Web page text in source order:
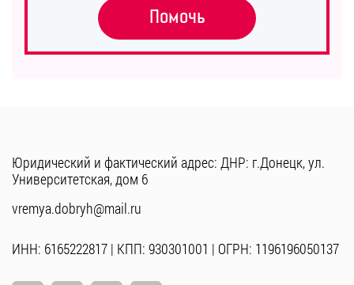
Помочь
Юридический и фактический адрес: ДНР: г.Донецк, ул.
Университетская, дом 6
vremya.dobryh@mail.ru
ИНН: 6165222817 | КПП: 930301001 | ОГРН: 1196196050137